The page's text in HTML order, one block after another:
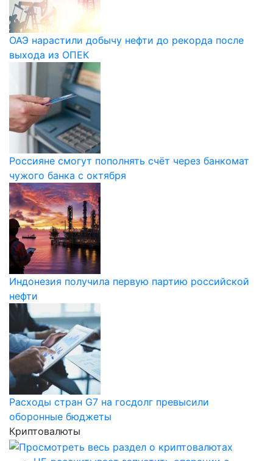
ОАЭ нарастили добычу нефти до рекорда после
выхода из ОПЕК
Россияне смогут пополнять счёт через банкомат
чужого банка с октября
Индонезия получила первую партию российской
нефти
Расходы стран G7 на госдолг превысили
оборонные бюджеты
Криптовалюты